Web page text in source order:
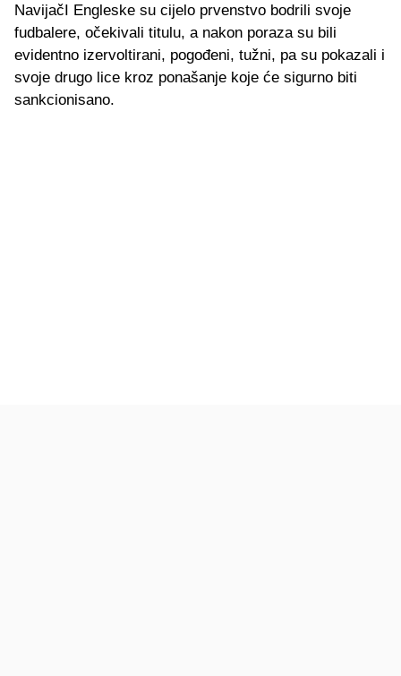
NavijačI Engleske su cijelo prvenstvo bodrili svoje
fudbalere, očekivali titulu, a nakon poraza su bili
evidentno izervoltirani, pogođeni, tužni, pa su pokazali i
svoje drugo lice kroz ponašanje koje će sigurno biti
sankcionisano.